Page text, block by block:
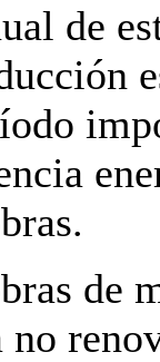
de
de